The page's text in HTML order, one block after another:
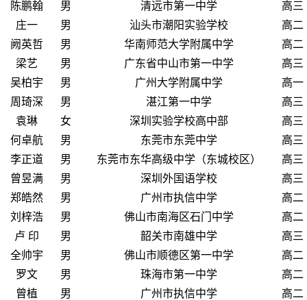
陈鹏翰 男 清远市第一中学
高三
庄一
男 汕头市潮阳实验学校
高二
阙英哲
男 华南师范大学附属中学
高二
梁艺
男 广东省中山市第一中学
高三
吴柏宇
男 广州大学附属中学
高一
周琦深
男 湛江第一中学
高三
袁琳
女 深圳实验学校高中部
高三
何卓航
男 东莞市东莞中学
高三
李正道
男 东莞市东华高级中学（东城校区）
高三
曾昱满
男 深圳外国语学校
高三
郑皓然
男 广州市执信中学
高二
刘梓浩
男 佛山市南海区石门中学
高二
卢 印
男 韶关市南雄中学
高三
全帅宇
男 佛山市顺德区第一中学
高二
罗文
男 珠海市第一中学
高二
曾植
男 广州市执信中学
高二